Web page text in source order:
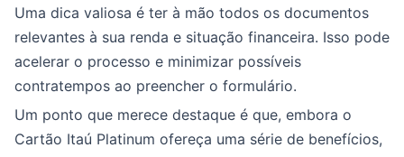
Uma dica valiosa é ter à mão todos os documentos
relevantes à sua renda e situação financeira. Isso pode
acelerar o processo e minimizar possíveis
contratempos ao preencher o formulário.
Um ponto que merece destaque é que, embora o
Cartão Itaú Platinum ofereça uma série de benefícios,